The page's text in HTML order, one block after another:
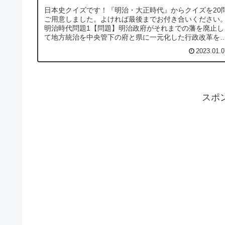
日本史クイズです！『明治・大正時代』からクイズを20
ご用意しました。よければ最後までお付き合いください。
明治時代問題1【問題】明治政府がそれまでの藩を廃止し
て地方統治を中央管下の府と県に一元化した行政改革を何
スポ